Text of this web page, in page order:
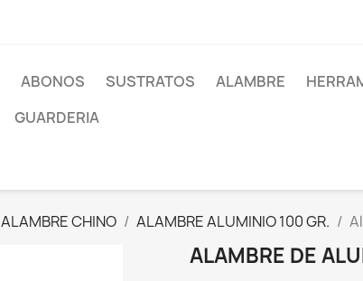
ABONOS SUSTRATOS ALAMBRE
GUARDERIA
ALAMBRE CHINO ALAMBRE ALUMINIO 100 GR.
ALAMBRE DE